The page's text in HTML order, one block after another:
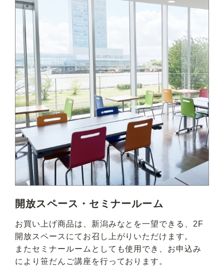
開放スペース・セミナールーム
お買い上げ商品は、新潟みなとを一望できる、2F
開放スペースにてお召し上がりいただけます。
またセミナールームとしても使用でき、お申込み
により笹だんご講座を行っております。